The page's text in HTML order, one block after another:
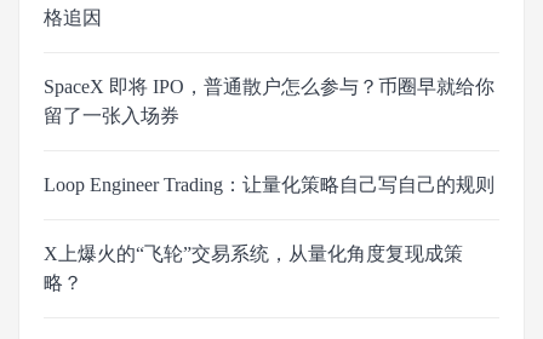
格追因
SpaceX 即将 IPO，普通散户怎么参与？币圈早就给你
留了一张入场券
Loop Engineer Trading：让量化策略自己写自己的规则
X上爆火的“飞轮”交易系统，从量化角度复现成策
略？